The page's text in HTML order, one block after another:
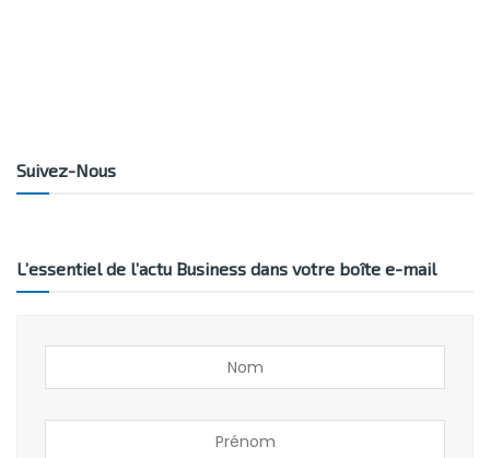
Suivez-Nous
L’essentiel de l’actu Business dans votre boîte e-mail